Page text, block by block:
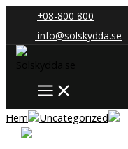
Hoppa
innehåll
+08-800 800
info@solskydda.se
Hem Uncategorized